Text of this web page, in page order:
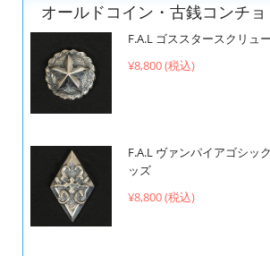
オールドコイン・古銭コンチョ
F.A.L ゴススタースクリュ
¥8,800 (税込)
F.A.L ヴァンパイアゴシッ
ッズ
¥8,800 (税込)